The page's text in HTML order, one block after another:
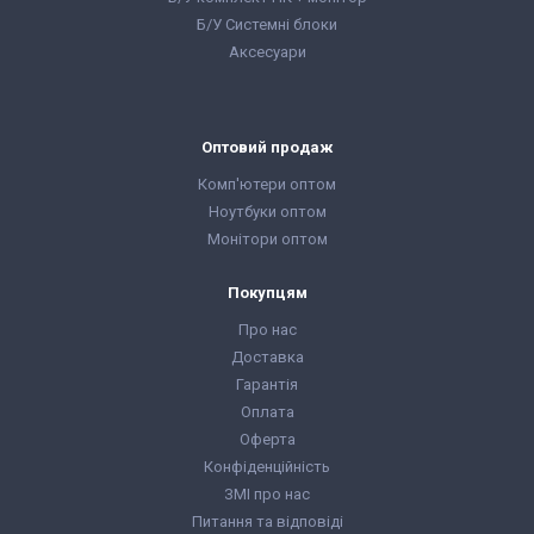
Б/У Системні блоки
Аксесуари
Оптовий продаж
Комп'ютери оптом
Ноутбуки оптом
Монітори оптом
Покупцям
Про нас
Доставка
Гарантія
Оплата
Оферта
Конфіденційність
ЗМІ про нас
Питання та відповіді